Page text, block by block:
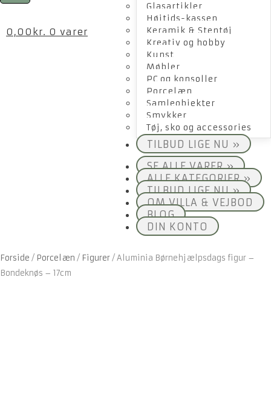
0,00 kr. 0 varer
Glasartikler
Højtids-kassen
Keramik & Stentøj
Kreativ og hobby
Kunst
Møbler
PC og konsoller
Porcelæn
Samleobjekter
Smykker
Tøj, sko og accessories
TILBUD LIGE NU »
SE ALLE VARER »
ALLE KATEGORIER »
TILBUD LIGE NU »
OM VILLA & VEJBOD
BLOG
DIN KONTO
Forside / Porcelæn / Figurer/Aluminia Børnehjælpsdags figur –
Bondeknøs – 17cm